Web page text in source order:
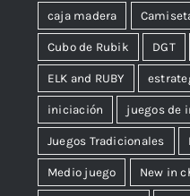
caja madera
Cubo de Rubik DGT
ELK and RUBY
iniciación juegos de
Juegos Tradicionales
Medio juego New in